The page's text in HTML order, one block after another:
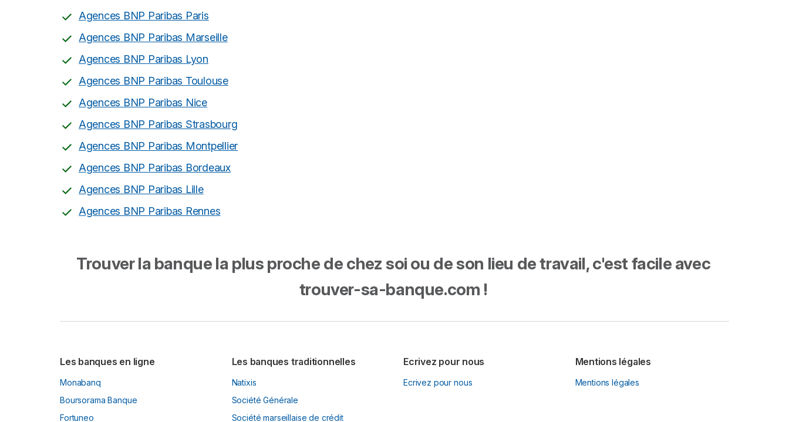
Agences BNP Paribas Paris
Agences BNP Paribas Marseille
Agences BNP Paribas Lyon
Agences BNP Paribas Toulouse
Agences BNP Paribas Nice
Agences BNP Paribas Strasbourg
Agences BNP Paribas Montpellier
Agences BNP Paribas Bordeaux
Agences BNP Paribas Lille
Agences BNP Paribas Rennes
Trouver la banque la plus proche de chez soi ou de son lieu de travail, c'est facile avec
trouver-sa-banque.com !
Les banques en ligne
Monabanq
Boursorama Banque
Fortuneo
Les banques traditionnelles
Natixis
Société Générale
Société marseillaise de crédit
Ecrivez pour nous
Ecrivez pour nous
Mentions légales
Mentions légales